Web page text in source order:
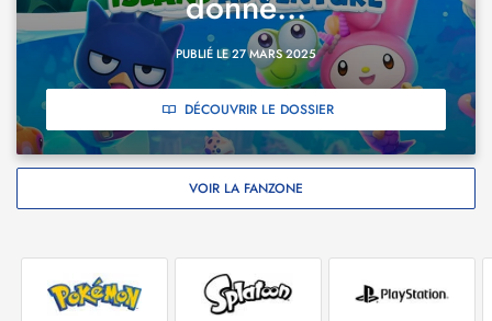
PUBLIÉ LE 27 MARS 2025
DÉCOUVRIR LE DOSSIER
VOIR LA FANZONE